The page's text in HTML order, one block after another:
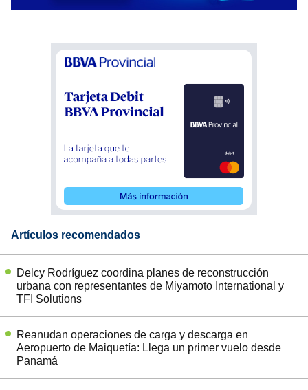
Artículos recomendados
Delcy Rodríguez coordina planes de reconstrucción
urbana con representantes de Miyamoto International y
TFI Solutions
Reanudan operaciones de carga y descarga en
Aeropuerto de Maiquetía: Llega un primer vuelo desde
Panamá